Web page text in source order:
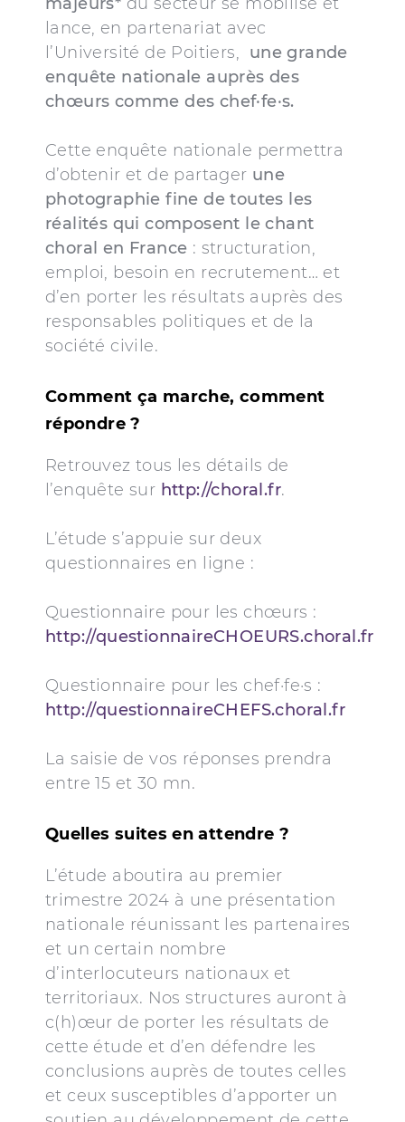
lance, en partenariat avec
l’Université de Poitiers, une grande
enquête nationale auprès des
chœurs comme des chef·fe·s.
Cette enquête nationale permettra
d’obtenir et de partager une
photographie fine de toutes les
réalités qui composent le chant
choral en France : structuration,
emploi, besoin en recrutement… et
d’en porter les résultats auprès des
responsables politiques et de la
société civile.
Comment ça marche, comment
répondre ?
Retrouvez tous les détails de
l’enquête sur http://choral.fr.
L’étude s’appuie sur deux
questionnaires en ligne :
Questionnaire pour les chœurs :
http://questionnaireCHOEURS.choral.fr
Questionnaire pour les chef·fe·s :
http://questionnaireCHEFS.choral.fr
La saisie de vos réponses prendra
entre 15 et 30 mn.
Quelles suites en attendre ?
L’étude aboutira au premier
trimestre 2024 à une présentation
nationale réunissant les partenaires
et un certain nombre
d’interlocuteurs nationaux et
territoriaux. Nos structures auront à
c(h)œur de porter les résultats de
cette étude et d’en défendre les
conclusions auprès de toutes celles
et ceux susceptibles d’apporter un